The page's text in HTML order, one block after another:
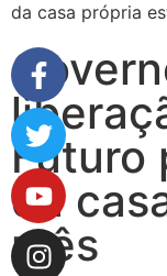
da casa própria
Futuro
da
mês